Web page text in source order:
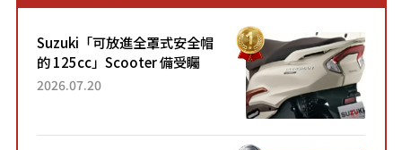
Suzuki「可放進全罩式安全帽
的 125cc」Scooter 備受矚
目！採用全新流線設計與各項
2026.07.20